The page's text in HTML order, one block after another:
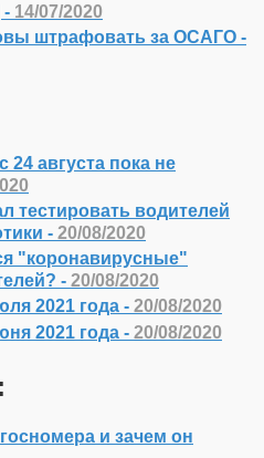
- 14/07/2020
штрафовать за ОСАГО -
августа пока не
тестировать водителей
- 20/08/2020
"коронавирусные"
- 20/08/2020
2021 года - 20/08/2020
2021 года - 20/08/2020
и зачем он